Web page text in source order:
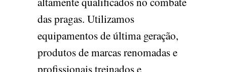
das pragas. Utilizamos
equipamentos de última geração,
produtos de marcas renomadas e
profissionais treinados e